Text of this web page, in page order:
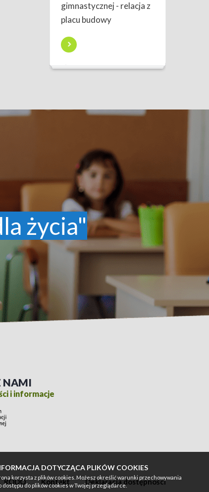
DOTYCZĄCA PLIKÓW COOKIES
korzysta z plików cookies. Możesz określić warunki przechowywania
dostępu do plików cookies w Twojej przeglądarce.
gimnastycznej - relacja z
placu budowy
życia"
NAMI
i informacje
RODO Kontakt Deklaracja dostępności